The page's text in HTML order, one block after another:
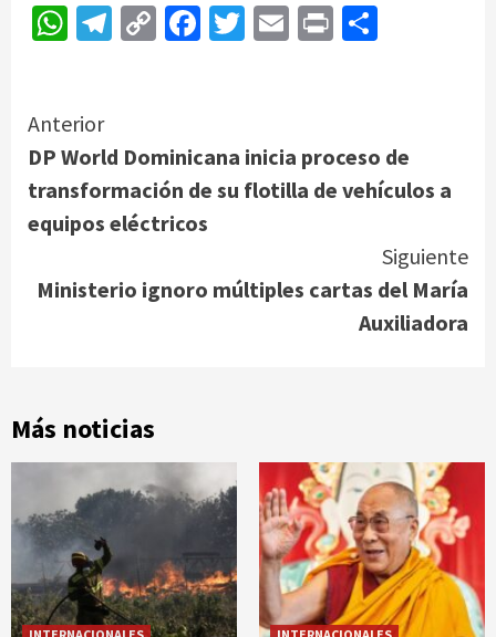
WhatsApp
Telegram
CopyFacebook
Twitter
Email
Print
Continue
Reading
Anterior
DP World Dominicana inicia proceso de
transformación de su flotilla de vehículos a
equipos eléctricos
Siguiente
Ministerio ignoro múltiples cartas del María
Auxiliadora
Más noticias